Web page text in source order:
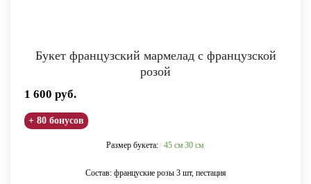
Букет французский мармелад с французской
розой
1 600 руб.
+ 80 бонусов
Размер букета: 45 см 30 см
Состав: француские розы 3 шт, пестация